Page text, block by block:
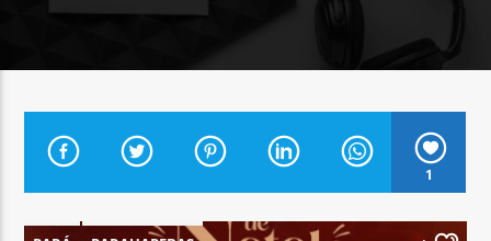
CURRENT TRACK
ARARA AZUL FM 96,9
1